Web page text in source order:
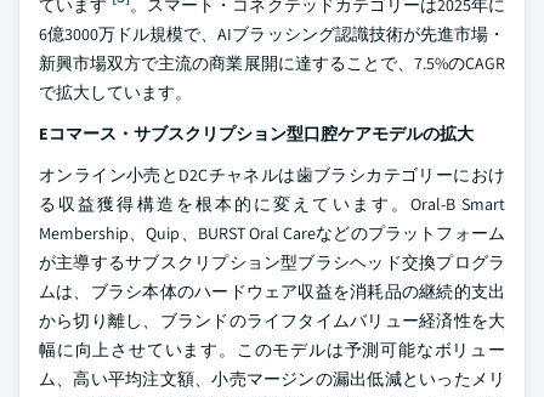
ています
。スマート・コネクテッドカテゴリーは2025年に
6億3000万ドル規模で、AIブラッシング認識技術が先進市場・
新興市場双方で主流の商業展開に達することで、7.5%のCAGR
で拡大しています。
Eコマース・サブスクリプション型口腔ケアモデルの拡大
オンライン小売とD2Cチャネルは歯ブラシカテゴリーにおけ
る収益獲得構造を根本的に変えています。Oral-B Smart
Membership、Quip、BURST Oral Careなどのプラットフォーム
が主導するサブスクリプション型ブラシヘッド交換プログラ
ムは、ブラシ本体のハードウェア収益を消耗品の継続的支出
から切り離し、ブランドのライフタイムバリュー経済性を大
幅に向上させています。このモデルは予測可能なボリュー
ム、高い平均注文額、小売マージンの漏出低減といったメリ